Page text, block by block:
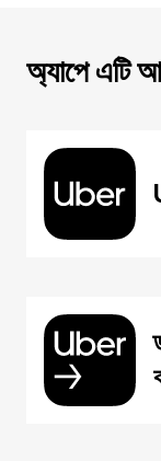
অ্যাপে এটি